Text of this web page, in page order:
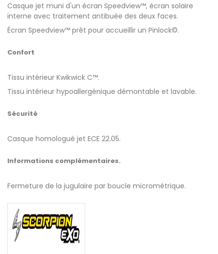
Casque jet muni d'un écran Speedview™, écran solaire
interne avec traitement antibuée des deux faces.
Écran Speedview™ prêt pour accueillir un Pinlock©.
Confort
Tissu intérieur Kwikwick C™.
Tissu intérieur hypoallergénique démontable et lavable.
Sécurité
Casque homologué jet ECE 22.05.
Informations complémentaires.
Fermeture de la jugulaire par boucle micrométrique.